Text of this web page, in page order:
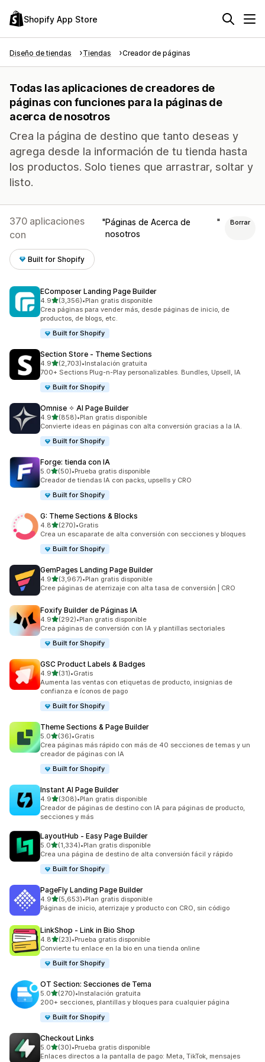
Shopify App Store
Diseño de tiendas Tiendas Creador de páginas
Todas las aplicaciones de creadores de
páginas con funciones para la páginas de
acerca de nosotros
Crea la página de destino que tanto deseas y
agrega desde la información de tu tienda hasta
los productos. Solo tienes que arrastrar, soltar y
listo.
370 aplicaciones
con
Páginas de Acerca de
nosotros
Borrar
Built for Shopify
EComposer Landing Page Builder
4.9de 5 estrellas
(3,356)
3356 reseñas en total
•Plan gratis disponible
Crea páginas para vender más, desde páginas de inicio, de
productos, de blogs, etc.
Built for Shopify
Section Store ‑ Theme Sections
4.9de 5 estrellas
(2,703)
2703 reseñas en total
•Instalación gratuita
700+ Sections Plug-n-Play personalizables. Bundles, Upsell, IA
Built for Shopify
Omnise ✧ AI Page Builder
4.9de 5 estrellas
(858)
858 reseñas en total
•Plan gratis disponible
Convierte ideas en páginas con alta conversión gracias a la IA.
Built for Shopify
Forge: tienda con IA
5.0de 5 estrellas
(50)
50 reseñas en total
•Prueba gratis disponible
Creador de tiendas IA con packs, upsells y CRO
Built for Shopify
G: Theme Sections & Blocks
4.8de 5 estrellas
(270)
270 reseñas en total
•Gratis
Crea un escaparate de alta conversión con secciones y bloques
Built for Shopify
GemPages Landing Page Builder
4.9de 5 estrellas
(3,967)
3967 reseñas en total
•Plan gratis disponible
Cree páginas de aterrizaje con alta tasa de conversión | CRO
Foxify Builder de Páginas IA
4.9de 5 estrellas
(292)
292 reseñas en total
•Plan gratis disponible
Crea páginas de conversión con IA y plantillas sectoriales
Built for Shopify
GSC Product Labels & Badges
4.9de 5 estrellas
(31)
31 reseñas en total
•Gratis
Aumenta las ventas con etiquetas de producto, insignias de
confianza e íconos de pago
Built for Shopify
Theme Sections & Page Builder
5.0de 5 estrellas
(36)
36 reseñas en total
•Gratis
Crea páginas más rápido con más de 40 secciones de temas y un
creador de páginas con IA
Built for Shopify
Instant AI Page Builder
4.9de 5 estrellas
(308)
308 reseñas en total
•Plan gratis disponible
Creador de páginas de destino con IA para páginas de producto,
secciones y más
LayoutHub ‑ Easy Page Builder
5.0de 5 estrellas
(1,334)
1334 reseñas en total
•Plan gratis disponible
Crea una página de destino de alta conversión fácil y rápido
Built for Shopify
PageFly Landing Page Builder
4.9de 5 estrellas
(5,653)
5653 reseñas en total
•Plan gratis disponible
Páginas de inicio, aterrizaje y producto con CRO, sin código
LinkShop ‑ Link in Bio Shop
4.8de 5 estrellas
(23)
23 reseñas en total
•Prueba gratis disponible
Convierte tu enlace en la bio en una tienda online
Built for Shopify
OT Section: Secciones de Tema
5.0de 5 estrellas
(270)
270 reseñas en total
•Instalación gratuita
200+ secciones, plantillas y bloques para cualquier página
Built for Shopify
Checkout Links
5.0de 5 estrellas
(30)
30 reseñas en total
•Prueba gratis disponible
Enlaces directos a la pantalla de pago: Meta, TikTok, mensajes